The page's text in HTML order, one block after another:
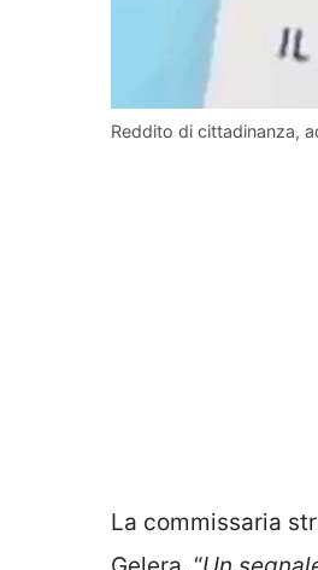
Reddito di cittadinanza,
La commissaria